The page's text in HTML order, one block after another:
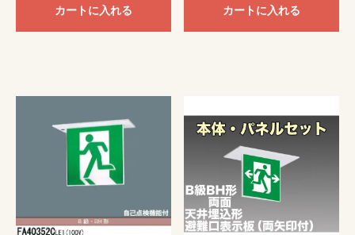
カートに入れる カートに入れる